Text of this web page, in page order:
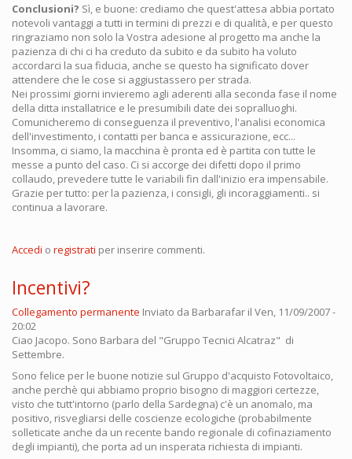
Conclusioni? Sì, e buone: crediamo che quest'attesa abbia portato
notevoli vantaggi a tutti in termini di prezzi e di qualità, e per questo
ringraziamo non solo la Vostra adesione al progetto ma anche la
pazienza di chi ci ha creduto da subito e da subito ha voluto
accordarci la sua fiducia, anche se questo ha significato dover
attendere che le cose si aggiustassero per strada.
Nei prossimi giorni invieremo agli aderenti alla seconda fase il nome
della ditta installatrice e le presumibili date dei sopralluoghi.
Comunicheremo di conseguenza il preventivo, l'analisi economica
dell'investimento, i contatti per banca e assicurazione, ecc...
Insomma, ci siamo, la macchina è pronta ed è partita con tutte le
messe a punto del caso. Ci si accorge dei difetti dopo il primo
collaudo, prevedere tutte le variabili fin dall'inizio era impensabile.
Grazie per tutto: per la pazienza, i consigli, gli incoraggiamenti.. si
continua a lavorare.
Accedi o registrati per inserire commenti.
Incentivi?
Collegamento permanente Inviato da Barbarafar il Ven, 11/09/2007 -
20:02
Ciao Jacopo. Sono Barbara del "Gruppo Tecnici Alcatraz" di
Settembre.
Sono felice per le buone notizie sul Gruppo d'acquisto Fotovoltaico,
anche perchè qui abbiamo proprio bisogno di maggiori certezze,
visto che tutt'intorno (parlo della Sardegna) c'è un anomalo, ma
positivo, risvegliarsi delle coscienze ecologiche (probabilmente
solleticate anche da un recente bando regionale di cofinaziamento
degli impianti), che porta ad un insperata richiesta di impianti.